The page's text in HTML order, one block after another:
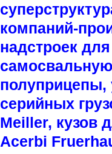
компаний-
надстроек
полуприцепы,
серийных
Meiller, кузов
Acerbi